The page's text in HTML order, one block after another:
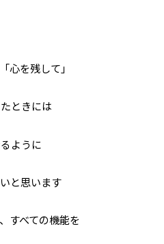
心を残して」
ときには
ように
と思います
すべての機能を